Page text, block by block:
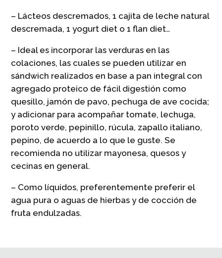
– Lácteos descremados, 1 cajita de leche natural
descremada, 1 yogurt diet o 1 flan diet…
– Ideal es incorporar las verduras en las
colaciones, las cuales se pueden utilizar en
sándwich realizados en base a pan integral con
agregado proteico de fácil digestión como
quesillo, jamón de pavo, pechuga de ave cocida;
y adicionar para acompañar tomate, lechuga,
poroto verde, pepinillo, rúcula, zapallo italiano,
pepino, de acuerdo a lo que le guste. Se
recomienda no utilizar mayonesa, quesos y
cecinas en general.
– Como líquidos, preferentemente preferir el
agua pura o aguas de hierbas y de cocción de
fruta endulzadas.